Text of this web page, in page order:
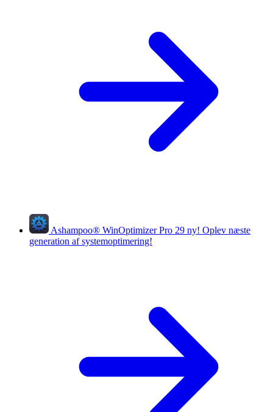
Ashampoo® WinOptimizer Pro 29 ny! Oplev næste
generation af systemoptimering!